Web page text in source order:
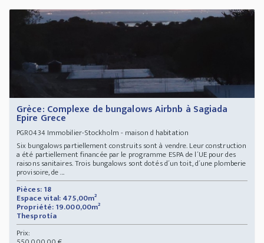
Grèce: Complexe de bungalows Airbnb à Sagiada
Epire Grece
PGR0434Immobilier-Stockholm - maison d habitation
Six bungalows partiellement construits sont à vendre. Leur construction
a été partiellement financée par le programme ESPA de l´UE pour des
raisons sanitaires. Trois bungalows sont dotés d´un toit, d´une plomberie
provisoire, de ...
Pièces: 18
Espace vital: 475,00m²
Propriété: 19.000,00m²
Thesprotía
Prix: